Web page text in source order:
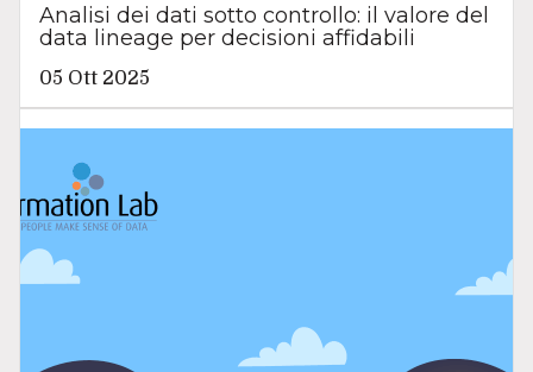
Analisi dei dati sotto controllo: il valore del
data lineage per decisioni affidabili
05 Ott 2025